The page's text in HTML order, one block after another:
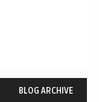
BLOG ARCHIVE